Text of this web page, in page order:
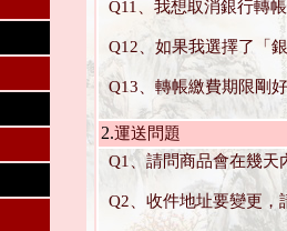
Q11、我想取消銀行轉
Q12、如果我選擇了「
Q13、轉帳繳費期限剛
2.運送問題
Q1、請問商品會在幾天
Q2、收件地址要變更，